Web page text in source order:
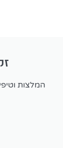
המלצות